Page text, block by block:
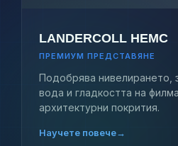
LANDERCOLL HEMC
ПРЕМИУМ ПРЕДСТАВЯНЕ
Подобрява нивелирането,
вода и гладкостта на
архитектурни покрития.
Научете повече→